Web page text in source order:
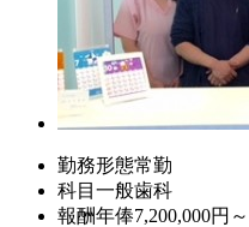
勤務形態常勤
科目 一般歯科
報酬年俸7,200,000円